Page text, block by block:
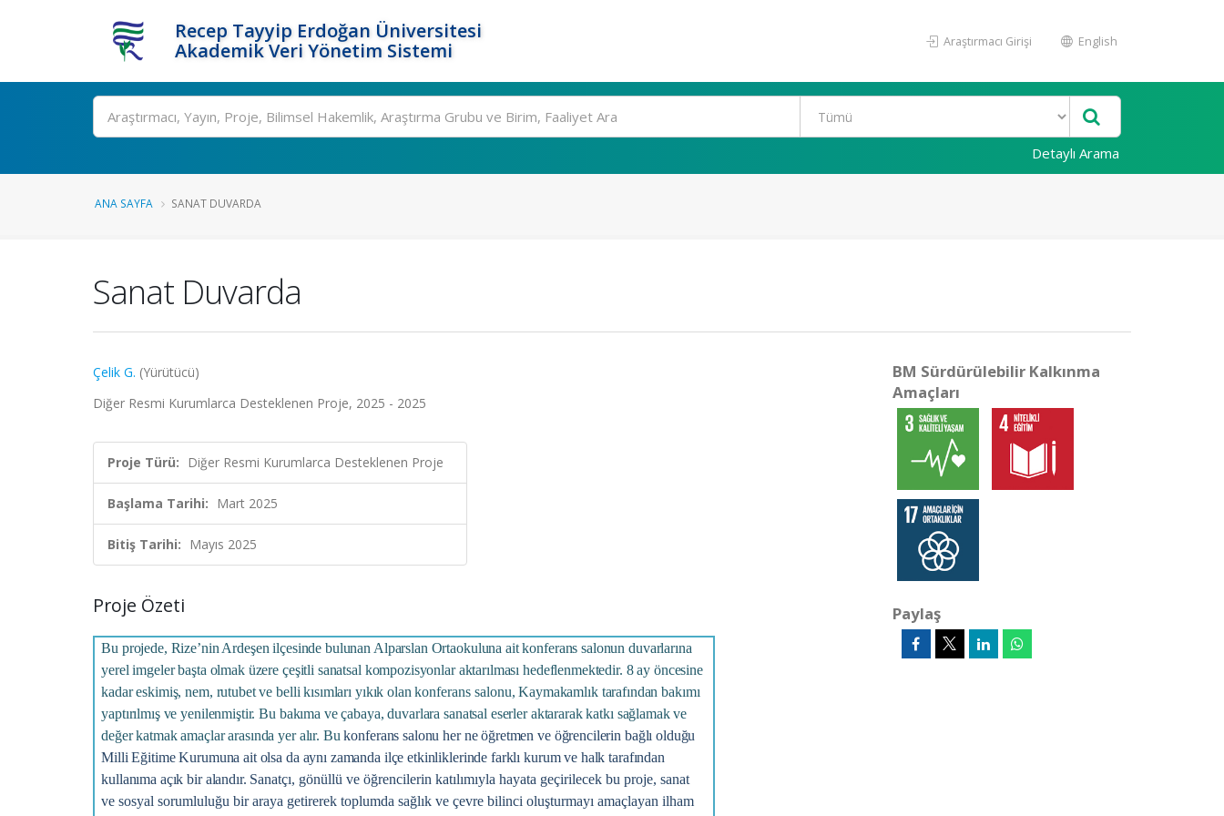
Recep Tayyip Erdoğan Üniversitesi
Akademik Veri Yönetim Sistemi
Araştırmacı Girişi English
Ara
Detaylı Arama
ANA SAYFA SANAT DUVARDA
Sanat Duvarda
Çelik G. (Yürütücü)
Diğer Resmi Kurumlarca Desteklenen Proje, 2025 - 2025
Proje Türü: Diğer Resmi Kurumlarca Desteklenen Proje
Başlama Tarihi: Mart 2025
Bitiş Tarihi: Mayıs 2025
Proje Özeti
Bu projede, Rize’nin Ardeşen ilçesinde bulunan Alparslan Ortaokuluna ait konferans salonun duvarlarına
yerel imgeler başta olmak üzere çeşitli sanatsal kompozisyonlar aktarılması hedeflenmektedir. 8 ay öncesine
kadar eskimiş, nem, rutubet ve belli kısımları yıkık olankonferans salonu, Kaymakamlık tarafından bakımı
yaptırılmış ve yenilenmiştir. Bu bakıma ve çabaya, duvarlara sanatsal eserler aktararak katkı sağlamak ve
değer katmak amaçlar arasında yer alır. Bukonferans salonu her ne öğretmen ve öğrencilerin bağlı olduğu
Milli Eğitime Kurumuna ait olsa da aynı zamanda ilçe etkinliklerinde farklı kurum ve halk tarafından
kullanıma açık bir alandır. Sanatçı, gönüllü ve öğrencilerin katılımıyla hayata geçirilecek bu proje, sanat
ve sosyal sorumluluğu bir araya getirerek toplumda sağlık ve çevre bilinci oluşturmayı amaçlayan ilham
BM Sürdürülebilir Kalkınma
Amaçları
Paylaş